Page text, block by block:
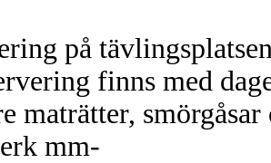
på
finns med
maträtter, smörgåsar
mm-